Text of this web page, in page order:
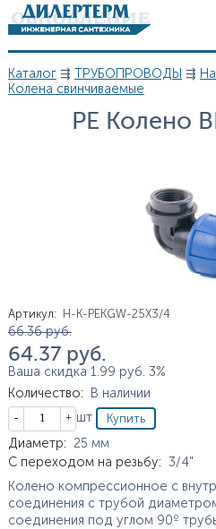
Перейти к основному
Вы здесь
Каталог⇶ ТРУБОПРОВОДЫ ⇶
Колена свинчиваемые
PE Колено
Артикул: H-K-PEKGW-25X3/4
Цена
66.36 руб.
64.37 руб.
Ваша скидка 1.99 руб. 3%
Количество:
В наличии
Кол-во
шт
Характеристики
Диаметр: 25 мм
С переходом на резьбу: 3/4"
Колено компрессионное с
соединения с трубой
соединения под углом 90º